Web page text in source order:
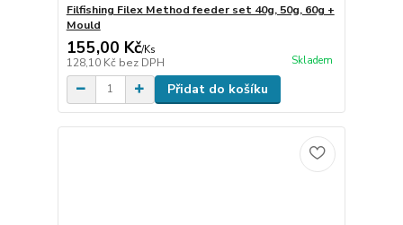
Filfishing Filex Method feeder set 40g, 50g, 60g +
Mould
155,00 Kč/Ks
128,10 Kč bez DPH Skladem
Přidat do košíku